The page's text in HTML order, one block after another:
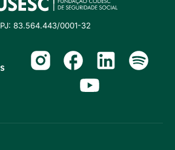
83.564.443/0001-32